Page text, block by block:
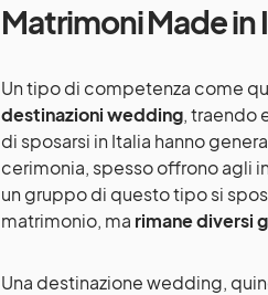
Matrimoni Made in
Un tipo di competenza come
destinazioni wedding, traendo
di sposarsi in Italia hanno
cerimonia, spesso offrono agli
un gruppo di questo tipo si
matrimonio, ma rimane diversi
Una destinazione wedding,